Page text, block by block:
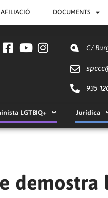
AFILIACIÓ DOCUMENTS
C/
935
LGTBIQ+ Jurídica
demostra